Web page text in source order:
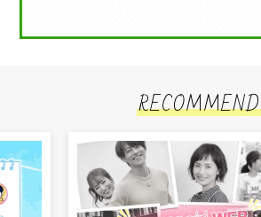
RECOMMEND